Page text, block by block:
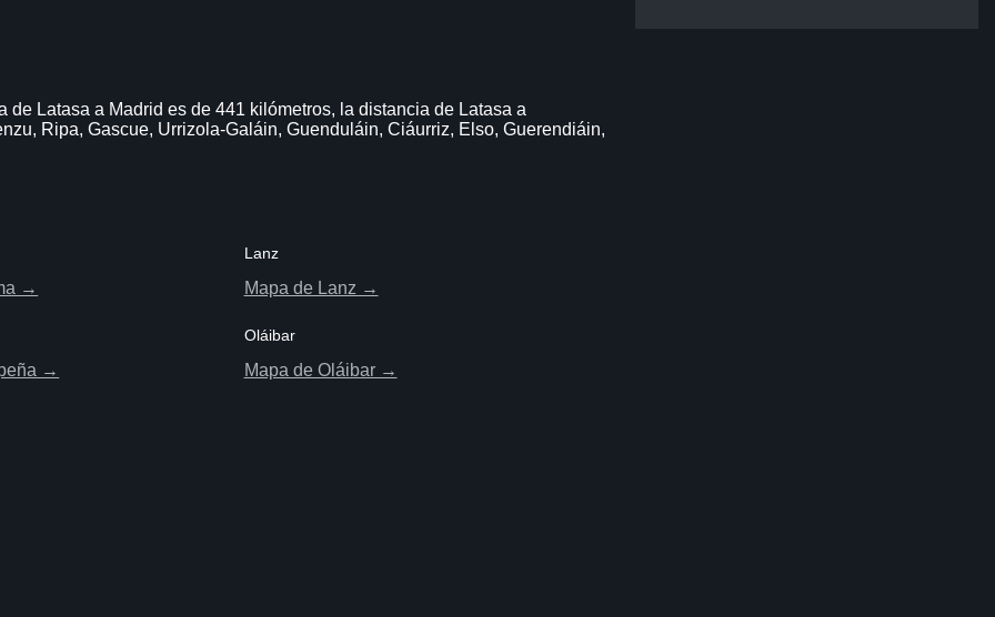
Latasa a Madrid es de 441 kilómetros, la distancia de Latasa a
Ripa, Gascue, Urrizola-Galáin, Guenduláin, Ciáurriz, Elso, Guerendiáin,
→
Lanz
Mapa de Lanz →
→
Oláibar
Mapa de Oláibar →